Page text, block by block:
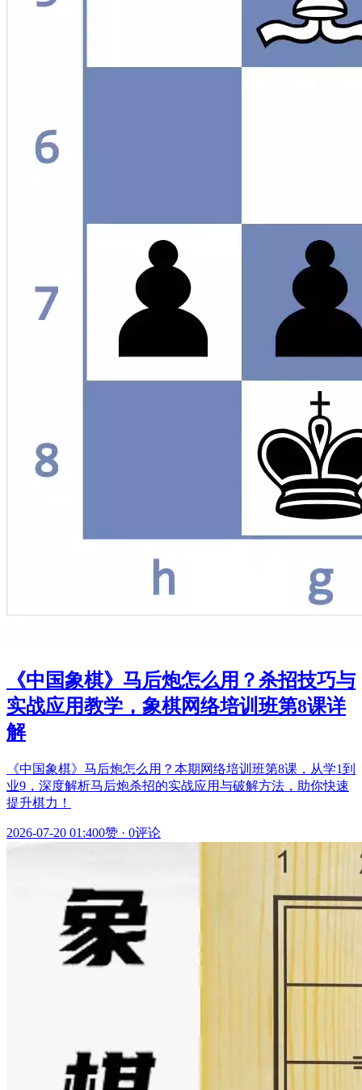
《中国象棋》马后炮怎么用？杀招技巧与
实战应用教学，象棋网络培训班第8课详
解
《中国象棋》马后炮怎么用？本期网络培训班第8课，从学1到
业9，深度解析马后炮杀招的实战应用与破解方法，助你快速
提升棋力！
2026-07-20 01:400赞 · 0评论